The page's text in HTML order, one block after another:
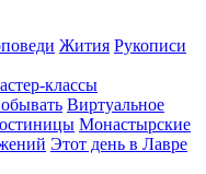
Жития Рукописи
классы
Виртуальное
Монастырские
Этот день в Лавре